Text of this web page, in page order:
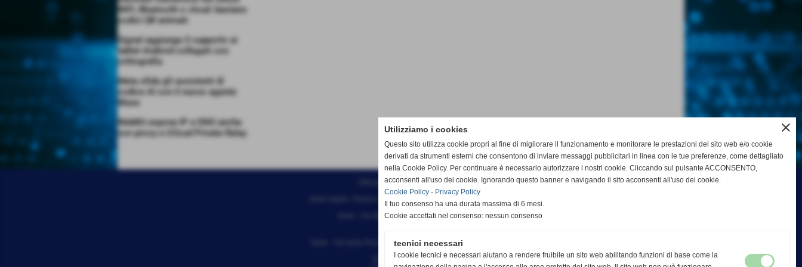
WiFi, Bluetooth o cloud: bastano
codici QR animati
Signal aggiunge il supporto ai
tablet Android collegati con
crittografia
Meta sfida gli assistenti di
codice AI con il nuovo agente
Muse
WebKit espone IP e DNS anche
con proxy e iCloud Private Relay
Effesystem di Fabio Favati
Sede legale -Piazza Carducci 18 55045 Pietrasanta (LU)
Sede - Via Ottorino Ciabattini Viareggio
Sede - Via della Piazza Bianca 15 56025 Pontedera (PI)
Tel. 05841530394
close
Utilizziamo i cookies
Questo sito utilizza cookie propri al fine di migliorare il funzionamento e monitorare le prestazioni del sito web e/o cookie
derivati da strumenti esterni che consentono di inviare messaggi pubblicitari in linea con le tue preferenze, come dettagliato
nella Cookie Policy. Per continuare è necessario autorizzare i nostri cookie. Cliccando sul pulsante ACCONSENTO,
acconsenti all'uso dei cookie. Ignorando questo banner e navigando il sito acconsenti all'uso dei cookie.
Cookie Policy - Privacy Policy
Il tuo consenso ha una durata massima di 6 mesi.
Cookie accettati nel consenso: nessun consenso
tecnici necessari
I cookie tecnici e necessari aiutano a rendere fruibile un sito web abilitando funzioni di base come la